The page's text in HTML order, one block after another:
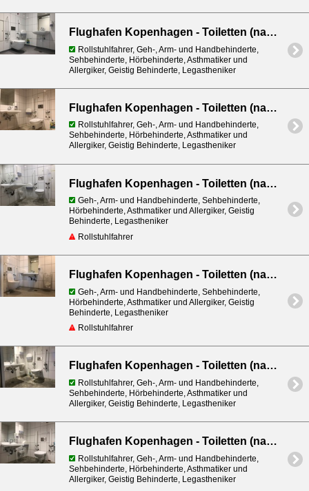
Flughafen Kopenhagen - Toiletten (nach Sicherheitskontrolle) - neben Falck Assistance (B)
Rollstuhlfahrer, Geh-, Arm- und Handbehinderte,
Sehbehinderte, Hörbehinderte, Asthmatiker und
Allergiker, Geistig Behinderte, Legastheniker
Flughafen Kopenhagen - Toiletten (nach Sicherheitskontrolle) - bei Gate A18
Rollstuhlfahrer, Geh-, Arm- und Handbehinderte,
Sehbehinderte, Hörbehinderte, Asthmatiker und
Allergiker, Geistig Behinderte, Legastheniker
Flughafen Kopenhagen - Toiletten (nach Sicherheitskontrolle) - bei Gate A25
Geh-, Arm- und Handbehinderte, Sehbehinderte,
Hörbehinderte, Asthmatiker und Allergiker, Geistig
Behinderte, Legastheniker
Rollstuhlfahrer
Flughafen Kopenhagen - Toiletten (nach Sicherheitskontrolle) - bei Gate A4
Geh-, Arm- und Handbehinderte, Sehbehinderte,
Hörbehinderte, Asthmatiker und Allergiker, Geistig
Behinderte, Legastheniker
Rollstuhlfahrer
Flughafen Kopenhagen - Toiletten (nach Sicherheitskontrolle) - bei Gate B2
Rollstuhlfahrer, Geh-, Arm- und Handbehinderte,
Sehbehinderte, Hörbehinderte, Asthmatiker und
Allergiker, Geistig Behinderte, Legastheniker
Flughafen Kopenhagen - Toiletten (nach Sicherheitskontrolle) - bei Gate B8
Rollstuhlfahrer, Geh-, Arm- und Handbehinderte,
Sehbehinderte, Hörbehinderte, Asthmatiker und
Allergiker, Geistig Behinderte, Legastheniker